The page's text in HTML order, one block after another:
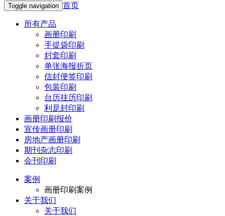
Toggle navigation 首页
所有产品
画册印刷
手提袋印刷
封套印刷
单张海报折页
信封便签印刷
包装印刷
台历挂历印刷
利是封印刷
画册印刷报价
宣传画册印刷
房地产画册印刷
期刊杂志印刷
会刊印刷
案例
画册印刷案例
关于我们
关于我们